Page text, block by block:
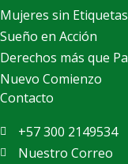
Mujeres sin Etiquetas
Sueño en Acción
Derechos más que
Nuevo Comienzo
Contacto
+57 300 2149534
Nuestro Correo